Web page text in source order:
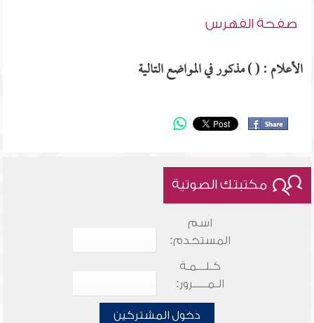
صفحة الفهرس
الأعلام : ( ) مذكور في المواضع التالية
مكتبتك الصوتية
اسم
المستخدم:
كـلـــمـة
الـمـــــرور:
دخول المشتركين